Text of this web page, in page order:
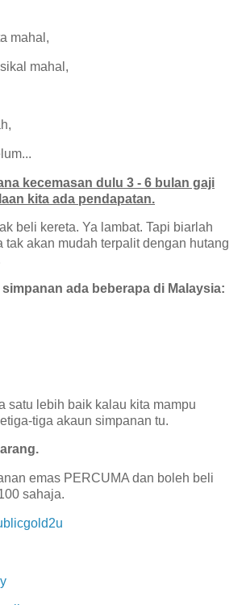
mahal,
mahal,
kecemasan dulu 3 - 6 bulan gaji
kita ada pendapatan.
beli kereta. Ya lambat. Tapi biarlah
tak akan mudah terpalit dengan hutang
ada beberapa di Malaysia:
satu lebih baik kalau kita mampu
tiga akaun simpanan tu.
emas PERCUMA dan boleh beli
sahaja.